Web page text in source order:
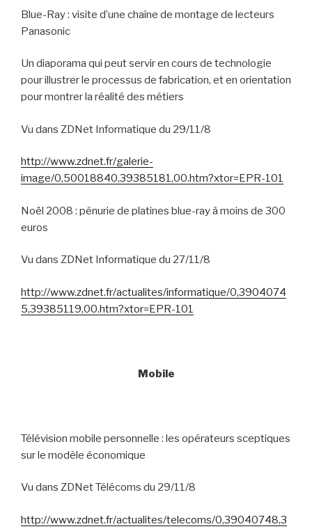
Blue-Ray : visite d’une chaîne de montage de lecteurs
Panasonic
Un diaporama qui peut servir en cours de technologie
pour illustrer le processus de fabrication, et en orientation
pour montrer la réalité des métiers
Vu dans ZDNet Informatique du 29/11/8
http://www.zdnet.fr/galerie-
image/0,50018840,39385181,00.htm?xtor=EPR-101
Noël 2008 : pénurie de platines blue-ray à moins de 300
euros
Vu dans ZDNet Informatique du 27/11/8
http://www.zdnet.fr/actualites/informatique/0,3904074
5,39385119,00.htm?xtor=EPR-101
Mobile
Télévision mobile personnelle : les opérateurs sceptiques
sur le modèle économique
Vu dans ZDNet Télécoms du 29/11/8
http://www.zdnet.fr/actualites/telecoms/0,39040748,3